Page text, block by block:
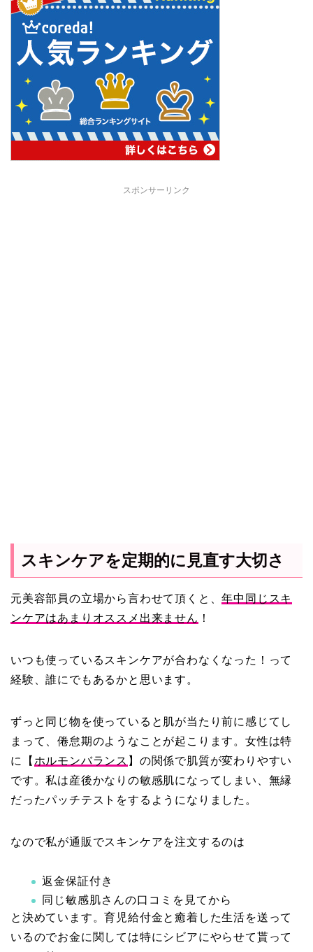
スポンサーリンク
スキンケアを定期的に見直す大切さ
元美容部員の立場から言わせて頂くと、年中同じスキ
ンケアはあまりオススメ出来ません ！
いつも使っているスキンケアが合わなくなった！って
経験、誰にでもあるかと思います。
ずっと同じ物を使っていると肌が当たり前に感じてし
まって、倦怠期のようなことが起こります。女性は特
に【 ホルモンバランス 】の関係で肌質が変わりやすい
です。私は産後かなりの敏感肌になってしまい、無縁
だったパッチテストをするようになりました。
なので私が通販でスキンケアを注文するのは
返金保証付き
同じ敏感肌さんの口コミを見てから
と決めています。育児給付金と癒着した生活を送って
いるのでお金に関しては特にシビアにやらせて貰って